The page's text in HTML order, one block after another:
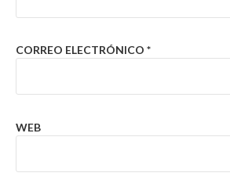
CORREO ELECTRÓNICO *
WEB